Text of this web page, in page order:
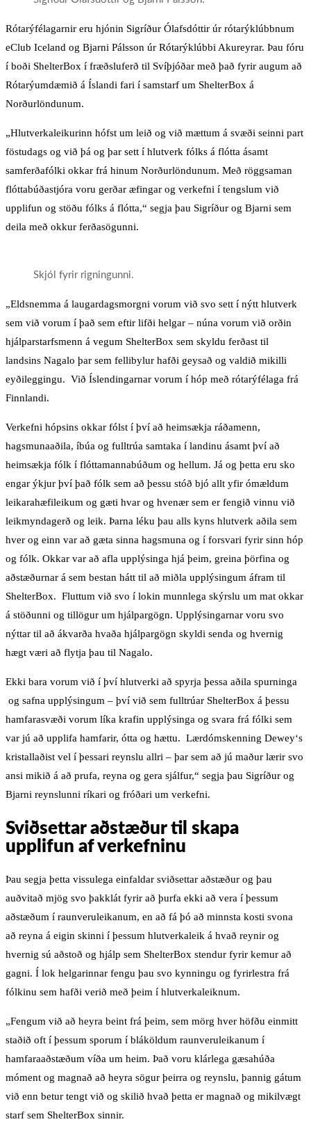
Rótarýfélagarnir eru hjónin Sigríður Ólafsdóttir úr rótarýklúbbnum
eClub Iceland og Bjarni Pálsson úr Rótarýklúbbi Akureyrar. Þau fóru
í boði ShelterBox í fræðsluferð til Svíþjóðar með það fyrir augum að
Rótarýumdæmið á Íslandi fari í samstarf um ShelterBox á
Norðurlöndunum.
„Hlutverkaleikurinn hófst um leið og við mættum á svæði seinni part
föstudags og við þá og þar sett í hlutverk fólks á flótta ásamt
samferðafólki okkar frá hinum Norðurlöndunum. Með röggsaman
flóttabúðastjóra voru gerðar æfingar og verkefni í tengslum við
upplifun og stöðu fólks á flótta,“ segja þau Sigríður og Bjarni sem
deila með okkur ferðasögunni.
Skjól fyrir rigningunni.
„Eldsnemma á laugardagsmorgni vorum við svo sett í nýtt hlutverk
sem við vorum í það sem eftir lifði helgar – núna vorum við orðin
hjálparstarfsmenn á vegum ShelterBox sem skyldu ferðast til
landsins Nagalo þar sem fellibylur hafði geysað og valdið mikilli
eyðileggingu. Við Íslendingarnar vorum í hóp með rótarýfélaga frá
Finnlandi.
Verkefni hópsins okkar fólst í því að heimsækja ráðamenn,
hagsmunaaðila, íbúa og fulltrúa samtaka í landinu ásamt því að
heimsækja fólk í flóttamannabúðum og hellum. Já og þetta eru sko
engar ýkjur því það fólk sem að þessu stóð bjó allt yfir ómældum
leikarahæfileikum og gæti hvar og hvenær sem er fengið vinnu við
leikmyndagerð og leik. Þarna léku þau alls kyns hlutverk aðila sem
hver og einn var að gæta sinna hagsmuna og í forsvari fyrir sinn hóp
og fólk. Okkar var að afla upplýsinga hjá þeim, greina þörfina og
aðstæðurnar á sem bestan hátt til að miðla upplýsingum áfram til
ShelterBox. Fluttum við svo í lokin munnlega skýrslu um mat okkar
á stöðunni og tillögur um hjálpargögn. Upplýsingarnar voru svo
nýttar til að ákvarða hvaða hjálpargögn skyldi senda og hvernig
hægt væri að flytja þau til Nagalo.
Ekki bara vorum við í því hlutverki að spyrja þessa aðila spurninga
og safna upplýsingum – því við sem fulltrúar ShelterBox á þessu
hamfarasvæði vorum líka krafin upplýsinga og svara frá fólki sem
var jú að upplifa hamfarir, ótta og hættu. Lærdómskenning Dewey‘s
kristallaðist vel í þessari reynslu allri – þar sem að jú maður lærir svo
ansi mikið á að prufa, reyna og gera sjálfur,“ segja þau Sigríður og
Bjarni reynslunni ríkari og fróðari um verkefni.
Sviðsettar aðstæður til skapa
upplifun af verkefninu
Þau segja þetta vissulega einfaldar sviðsettar aðstæður og þau
auðvitað mjög svo þakklát fyrir að þurfa ekki að vera í þessum
aðstæðum í raunveruleikanum, en að fá þó að minnsta kosti svona
að reyna á eigin skinni í þessum hlutverkaleik á hvað reynir og
hvernig sú aðstoð og hjálp sem ShelterBox stendur fyrir kemur að
gagni. Í lok helgarinnar fengu þau svo kynningu og fyrirlestra frá
fólkinu sem hafði verið með þeim í hlutverkaleiknum.
„Fengum við að heyra beint frá þeim, sem mörg hver höfðu einmitt
staðið oft í þessum sporum í bláköldum raunveruleikanum í
hamfaraaðstæðum víða um heim. Það voru klárlega gæsahúða
móment og magnað að heyra sögur þeirra og reynslu, þannig gátum
við enn betur tengt við og skilið hvað þetta er magnað og mikilvægt
starf sem ShelterBox sinnir.